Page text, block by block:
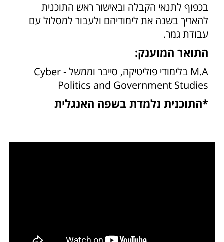
בכפוף לתנאי הקבלה ובאישור ראש התוכנית
להאריך בשנה את לימודיהם ולעבור למסלול עם
עבודת גמר.
התואר המוענק:
M.A בלימודי פוליטיקה, סייבר וממשל - Cyber
Politics and Government Studies
*התוכנית נלמדת בשפה האנגלית